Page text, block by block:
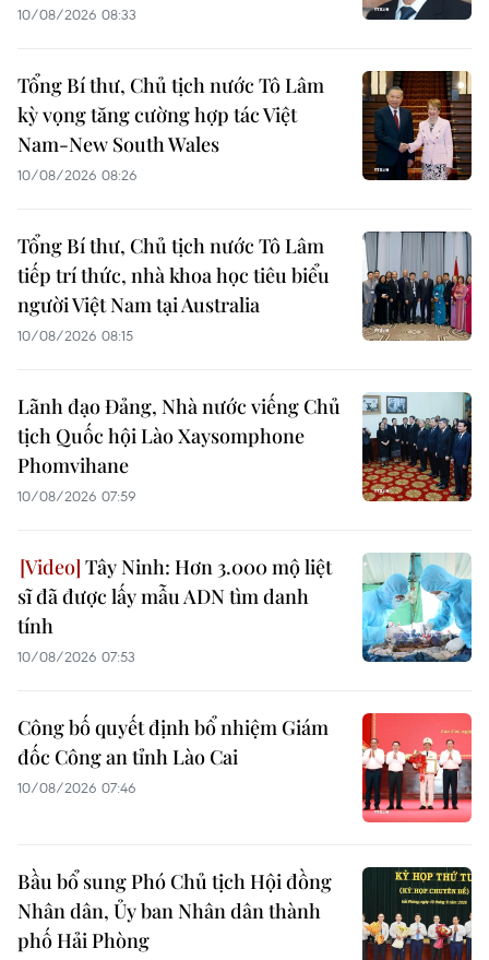
10/08/2026 08:33
Tổng Bí thư, Chủ tịch nước Tô Lâm
kỳ vọng tăng cường hợp tác Việt
Nam-New South Wales
10/08/2026 08:26
Tổng Bí thư, Chủ tịch nước Tô Lâm
tiếp trí thức, nhà khoa học tiêu biểu
người Việt Nam tại Australia
10/08/2026 08:15
Lãnh đạo Đảng, Nhà nước viếng Chủ
tịch Quốc hội Lào Xaysomphone
Phomvihane
10/08/2026 07:59
Tây Ninh: Hơn 3.000 mộ liệt
sĩ đã được lấy mẫu ADN tìm danh
tính
10/08/2026 07:53
Công bố quyết định bổ nhiệm Giám
đốc Công an tỉnh Lào Cai
10/08/2026 07:46
Bầu bổ sung Phó Chủ tịch Hội đồng
Nhân dân, Ủy ban Nhân dân thành
phố Hải Phòng